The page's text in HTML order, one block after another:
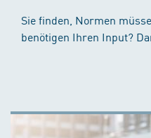
Sie finden, Normen
benötigen Ihren Input?